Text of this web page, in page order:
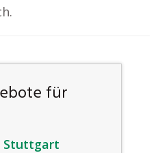
für
Stuttgart